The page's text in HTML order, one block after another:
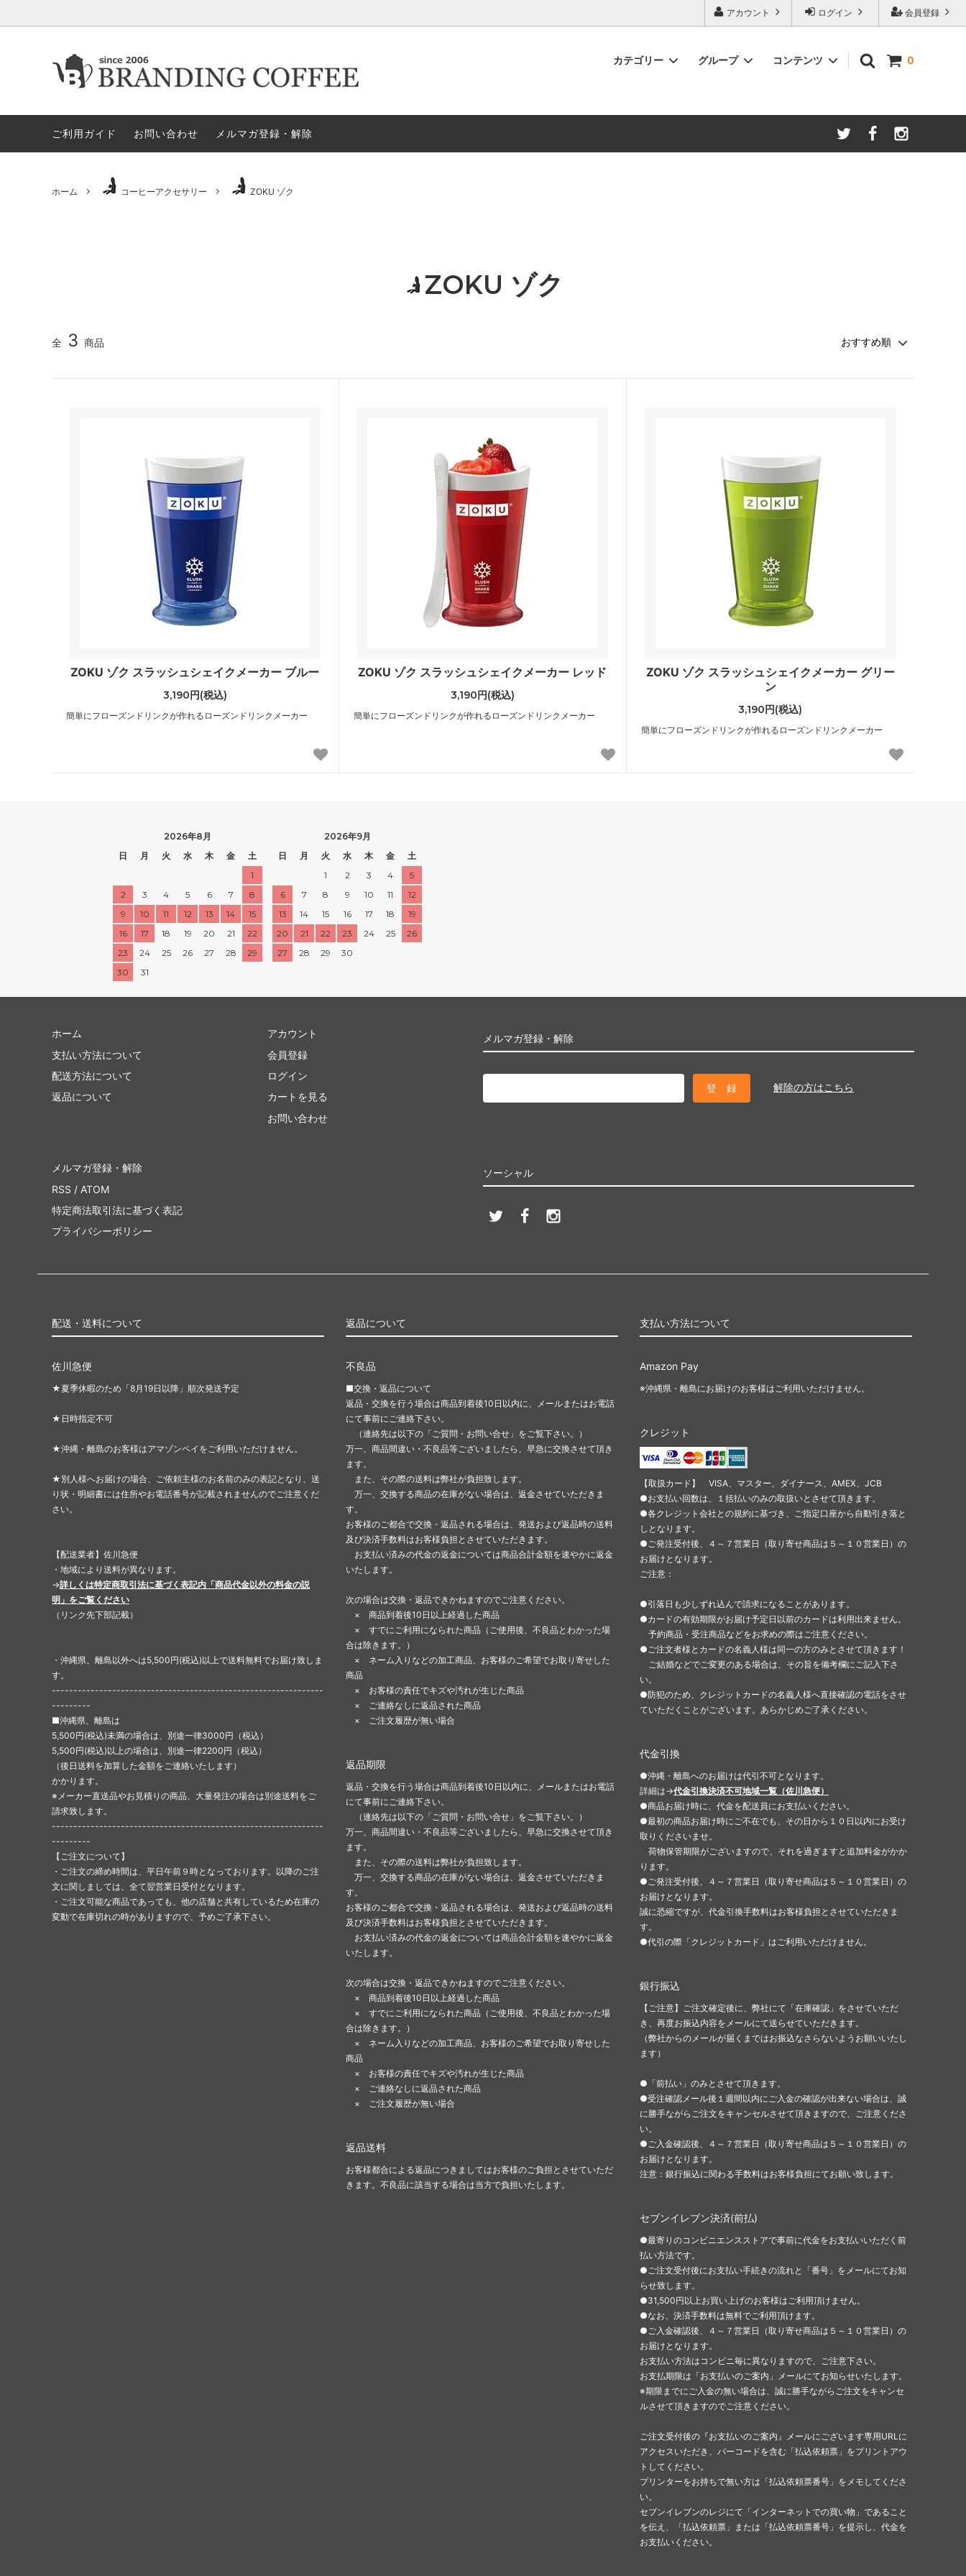
会員登録
ログイン
アカウント
0
カテゴリー
ロースター 生豆 手動ミル
電動ミル ペーパーフィルター ドリップケトル・ポット アイスコーヒー
モカ＝マキネッタ
グループ
セット商品 ハリオ新商品 HARIO/ハリオ Kalita/カリタ
GLOCAL STANDARD PRODUCTS
コンテンツ
ご利用ガイド お問い合わせ メルマガ登録・解除
ホーム コーヒーアクセサリー ZOKU ゾク
ZOKU ゾク
全 3 商品
ZOKU ゾク スラッシュシェイクメーカー ブルー
3,190円(税込)
簡単にフローズンドリンクが作れるローズンドリンクメーカー
ZOKU ゾク スラッシュシェイクメーカー レッド
3,190円(税込)
簡単にフローズンドリンクが作れるローズンドリンクメーカー
ZOKU ゾク スラッシュシェイクメーカー グリー
ン
3,190円(税込)
簡単にフローズンドリンクが作れるローズンドリンクメーカー
2026年8月
日
月 火 水 木 金
土
1
2
3 4 5 6 7
8
9
10 11 12 13 14
15
16
17 18 19 20 21
22
23
24 25 26 27 28
29
30
31
2026年9月
日
月 火 水 木 金
土
1
2 3 4
5
6
7 8 9 10 11
12
13
14 15 16 17 18
19
20
21 22 23 24 25
26
27
28 29 30
メルマガ登録・解除
解除の方はこちら
ホーム
支払い方法について
配送方法について
返品について
アカウント
会員登録
ログイン
カートを見る
お問い合わせ
ソーシャル
メルマガ登録・解除
RSS / ATOM
特定商法取引法に基づく表記
プライバシーポリシー
配送・送料について
佐川急便
★夏季休暇のため「8月19日以降」順次発送予定
★日時指定不可
★沖縄・離島のお客様はアマゾンペイをご利用いただけません。
★別人様へお届けの場合、ご依頼主様のお名前のみの表記となり、送
り状・明細書には住所やお電話番号が記載されませんのでご注意くだ
さい。
【配送業者】佐川急便
・地域により送料が異なります。
→詳しくは特定商取引法に基づく表記内「商品代金以外の料金の説
明」をご覧ください
（リンク先下部記載）
・沖縄県、離島以外へは5,500円(税込)以上で送料無料でお届け致しま
す。
---------------------------------------------------------------
---------
■沖縄県、離島は
5,500円(税込)未満の場合は、別途一律3000円（税込）
5,500円(税込)以上の場合は、別途一律2200円（税込）
（後日送料を加算した金額をご連絡いたします）
かかります。
※メーカー直送品やお見積りの商品、大量発注の場合は別途送料をご
請求致します。
---------------------------------------------------------------
---------
【ご注文について】
・ご注文の締め時間は、平日午前９時となっております。以降のご注
文に関しましては、全て翌営業日受付となります。
・ご注文可能な商品であっても、他の店舗と共有しているため在庫の
変動で在庫切れの時がありますので、予めご了承下さい。
返品について
不良品
■交換・返品について
返品・交換を行う場合は商品到着後10日以内に、メールまたはお電話
にて事前にご連絡下さい。
（連絡先は以下の「ご質問・お問い合せ」をご覧下さい。）
万一、商品間違い・不良品等ございましたら、早急に交換させて頂き
ます。
また、その際の送料は弊社が負担致します。
万一、交換する商品の在庫がない場合は、返金させていただきま
す。
お客様のご都合で交換・返品される場合は、発送および返品時の送料
及び決済手数料はお客様負担とさせていただきます。
お支払い済みの代金の返金については商品合計金額を速やかに返金
いたします。
次の場合は交換・返品できかねますのでご注意ください。
× 商品到着後10日以上経過した商品
× すでにご利用になられた商品（ご使用後、不良品とわかった場
合は除きます。）
× ネーム入りなどの加工商品、お客様のご希望でお取り寄せした
商品
× お客様の責任でキズや汚れが生じた商品
× ご連絡なしに返品された商品
× ご注文履歴が無い場合
返品期限
返品・交換を行う場合は商品到着後10日以内に、メールまたはお電話
にて事前にご連絡下さい。
（連絡先は以下の「ご質問・お問い合せ」をご覧下さい。）
万一、商品間違い・不良品等ございましたら、早急に交換させて頂き
ます。
また、その際の送料は弊社が負担致します。
万一、交換する商品の在庫がない場合は、返金させていただきま
す。
お客様のご都合で交換・返品される場合は、発送および返品時の送料
及び決済手数料はお客様負担とさせていただきます。
お支払い済みの代金の返金については商品合計金額を速やかに返金
いたします。
次の場合は交換・返品できかねますのでご注意ください。
× 商品到着後10日以上経過した商品
× すでにご利用になられた商品（ご使用後、不良品とわかった場
合は除きます。）
× ネーム入りなどの加工商品、お客様のご希望でお取り寄せした
商品
× お客様の責任でキズや汚れが生じた商品
× ご連絡なしに返品された商品
× ご注文履歴が無い場合
返品送料
お客様都合による返品につきましてはお客様のご負担とさせていただ
きます。不良品に該当する場合は当方で負担いたします。
支払い方法について
Amazon Pay
※沖縄県・離島にお届けのお客様はご利用いただけません。
クレジット
【取扱カード】 VISA、マスター、ダイナース、AMEX、JCB
●お支払い回数は、１括払いのみの取扱いとさせて頂きます。
●各クレジット会社との規約に基づき、ご指定口座から自動引き落と
しとなります。
●ご発注受付後、４～７営業日（取り寄せ商品は５～１０営業日）の
お届けとなります。
ご注意：
●引落日も少しずれ込んで請求になることがあります。
●カードの有効期限がお届け予定日以前のカードは利用出来ません。
予約商品・受注商品などをお求めの際はご注意ください。
●ご注文者様とカードの名義人様は同一の方のみとさせて頂きます！
ご結婚などでご変更のある場合は、その旨を備考欄にご記入下さ
い。
●防犯のため、クレジットカードの名義人様へ直接確認の電話をさせ
ていただくことがございます。あらかじめご了承ください。
代金引換
●沖縄・離島へのお届けは代引不可となります。
詳細は→代金引換決済不可地域一覧（佐川急便）
●商品お届け時に、代金を配送員にお支払いください。
●最初の商品お届け時にご不在でも、その日から１０日以内にお受け
取りくださいませ。
荷物保管期限がございますので、それを過ぎますと追加料金がかか
ります。
●ご発注受付後、４～７営業日（取り寄せ商品は５～１０営業日）の
お届けとなります。
誠に恐縮ですが、代金引換手数料はお客様負担とさせていただきま
す。
●代引の際「クレジットカード」はご利用いただけません。
銀行振込
【ご注意】ご注文確定後に、弊社にて「在庫確認」をさせていただ
き、再度お振込内容をメールにて送らせていただきます。
（弊社からのメールが届くまではお振込なさらないようお願いいたし
ます）
●「前払い」のみとさせて頂きます。
●受注確認メール後１週間以内にご入金の確認が出来ない場合は、誠
に勝手ながらご注文をキャンセルさせて頂きますので、ご注意くださ
い。
●ご入金確認後、４～７営業日（取り寄せ商品は５～１０営業日）の
お届けとなります。
注意：銀行振込に関わる手数料はお客様負担にてお願い致します。
セブンイレブン決済(前払)
●最寄りのコンビニエンスストアで事前に代金をお支払いいただく前
払い方法です。
●ご注文受付後にお支払い手続きの流れと「番号」をメールにてお知
らせ致します。
●31,500円以上お買い上げのお客様はご利用頂けません。
●なお、決済手数料は無料でご利用頂けます。
●ご入金確認後、４～７営業日（取り寄せ商品は５～１０営業日）の
お届けとなります。
お支払い方法はコンビニ毎に異なりますので、ご注意下さい。
お支払期限は「お支払いのご案内」メールにてお知らせいたします。
※期限までにご入金の無い場合は、誠に勝手ながらご注文をキャンセ
ルさせて頂きますのでご注意ください。
ご注文受付後の『お支払いのご案内』メールにございます専用URLに
アクセスいただき、バーコードを含む「払込依頼票」をプリントアウ
トしてください。
プリンターをお持ちで無い方は「払込依頼票番号」をメモしてくださ
い。
セブンイレブンのレジにて「インターネットでの買い物」であること
を伝え、「払込依頼票」または「払込依頼票番号」を提示し、代金を
お支払いください。